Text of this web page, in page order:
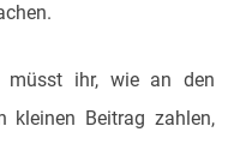
müsst ihr, wie an den
kleinen Beitrag zahlen,